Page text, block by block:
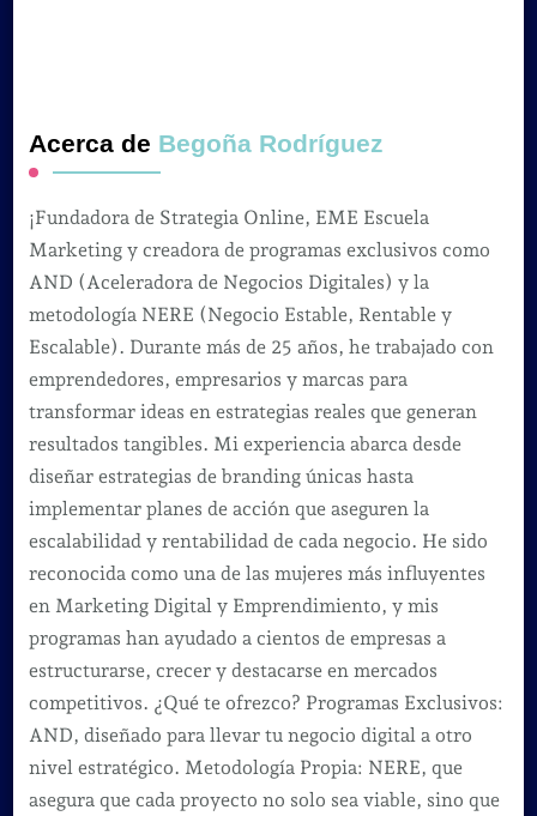
Acerca de Begoña Rodríguez
¡Fundadora de Strategia Online, EME Escuela
Marketing y creadora de programas exclusivos como
AND (Aceleradora de Negocios Digitales) y la
metodología NERE (Negocio Estable, Rentable y
Escalable). Durante más de 25 años, he trabajado con
emprendedores, empresarios y marcas para
transformar ideas en estrategias reales que generan
resultados tangibles. Mi experiencia abarca desde
diseñar estrategias de branding únicas hasta
implementar planes de acción que aseguren la
escalabilidad y rentabilidad de cada negocio. He sido
reconocida como una de las mujeres más influyentes
en Marketing Digital y Emprendimiento, y mis
programas han ayudado a cientos de empresas a
estructurarse, crecer y destacarse en mercados
competitivos. ¿Qué te ofrezco? Programas Exclusivos:
AND, diseñado para llevar tu negocio digital a otro
nivel estratégico. Metodología Propia: NERE, que
asegura que cada proyecto no solo sea viable, sino que